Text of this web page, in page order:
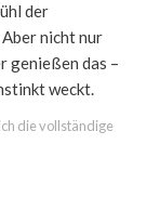
der
Aber nicht nur
genießen das –
weckt.
die vollständige